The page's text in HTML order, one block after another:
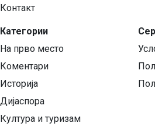
Контакт
Категории
На прво место
Коментари
Историја
Дијаспора
Култура и туризам